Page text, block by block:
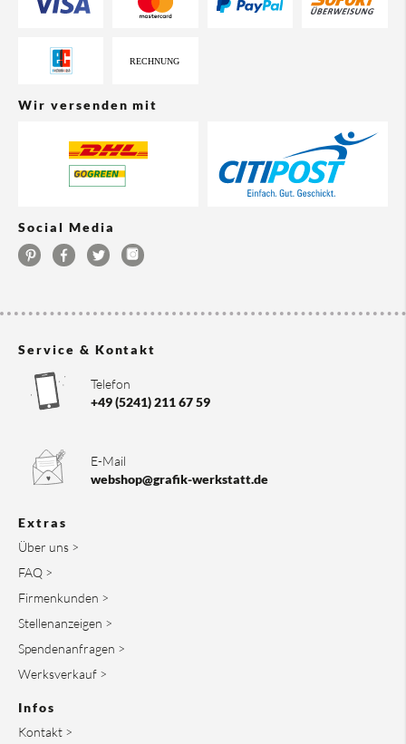
Wir versenden mit
Social Media
Service & Kontakt
Telefon
+49 (5241) 211 67 59
E-Mail
webshop@grafik-werkstatt.de
Extras
Über uns >
FAQ >
Firmenkunden >
Stellenanzeigen >
Spendenanfragen >
Werksverkauf >
Infos
Kontakt >